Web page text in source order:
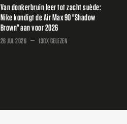
Van donkerbruin leer tot zacht suède:
Nike kondigt de Air Max 90 "Shadow
Brown" aan voor 2026
26 JUL 2026 130X GELEZEN